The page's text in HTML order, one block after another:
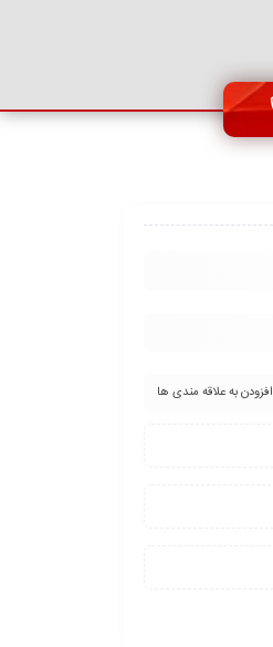
افزودن به علاقه مندی ها